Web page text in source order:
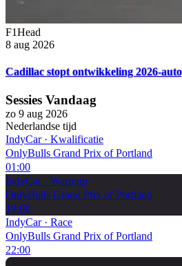
F1Head
8 aug 2026
Cadillac stopt ontwikkeling 2026-
Sessies Vandaag
zo 9 aug 2026
Nederlandse tijd
IndyCar· Kwalificatie
OnlyBulls Grand Prix of Portland
01:00
IndyCar· Warmup
OnlyBulls Grand Prix of Portland
19:00
IndyCar· Race
OnlyBulls Grand Prix of Portland
22:00